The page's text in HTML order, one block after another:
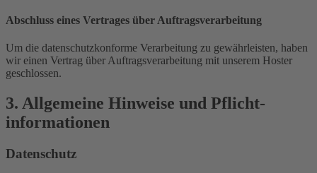
Abschluss eines Vertrages über Auftragsverarbeitung
Um die datenschutzkonforme Verarbeitung zu gewährleisten, haben
wir einen Vertrag über Auftragsverarbeitung mit unserem Hoster
geschlossen.
3. Allgemeine Hinweise und Pflicht­
informationen
Datenschutz